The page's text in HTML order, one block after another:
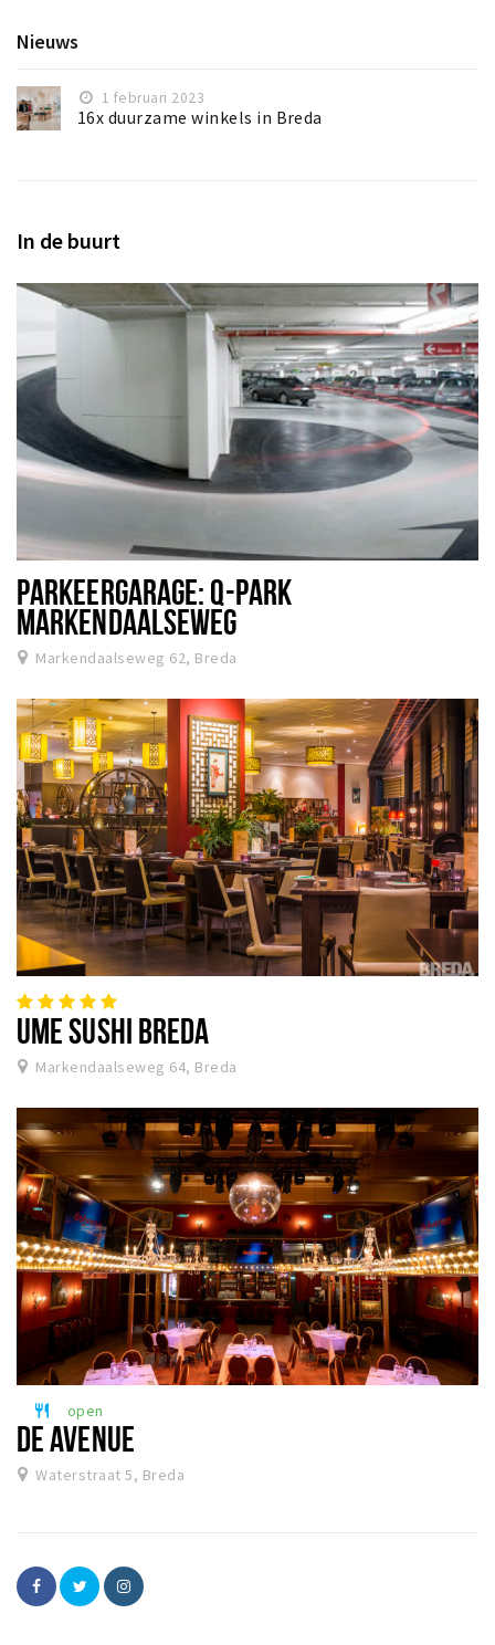
Nieuws
1 februari 2023
16x duurzame winkels in Breda
In de buurt
PARKEERGARAGE: Q-PARK
MARKENDAALSEWEG
Markendaalseweg 62, Breda
UME SUSHI BREDA
Markendaalseweg 64, Breda
restaurant open
DE AVENUE
Waterstraat 5, Breda